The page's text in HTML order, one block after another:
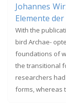
Johannes
Elemente
With the
bird Archae-
foundations of
the transitional
researchers
forms, whereas